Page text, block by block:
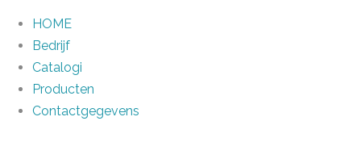
HOME
Bedrijf
Catalogi
Producten
Contactgegevens